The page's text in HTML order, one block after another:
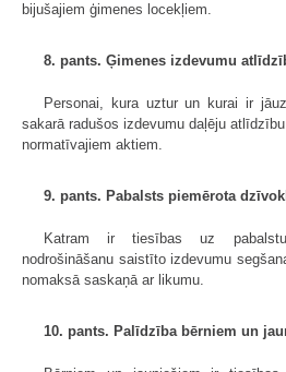
bijušajiem ģimenes locekļiem.
8. pants. Ģimenes izdevumu
Personai, kura uztur un kurai ir
sakarā radušos izdevumu daļēju
normatīvajiem aktiem.
9. pants. Pabalsts piemērota
Katram ir tiesības uz
nodrošināšanu saistīto izdevumu
nomaksā saskaņā ar likumu.
10. pants. Palīdzība bērniem un